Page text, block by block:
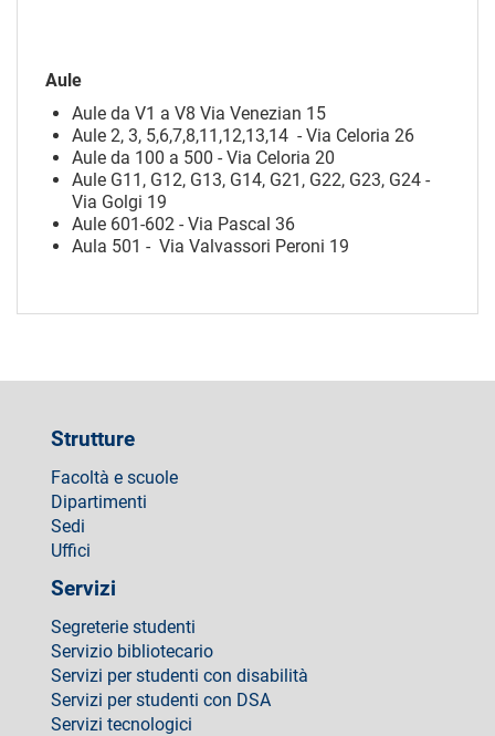
Aule
Aule da V1 a V8 Via Venezian 15
Aule 2, 3, 5,6,7,8,11,12,13,14 - Via Celoria 26
Aule da 100 a 500 - Via Celoria 20
Aule G11, G12, G13, G14, G21, G22, G23, G24 -
Via Golgi 19
Aule 601-602 - Via Pascal 36
Aula 501 - Via Valvassori Peroni 19
Strutture
Facoltà e scuole
Dipartimenti
Sedi
Uffici
Servizi
Segreterie studenti
Servizio bibliotecario
Servizi per studenti con disabilità
Servizi per studenti con DSA
Servizi tecnologici